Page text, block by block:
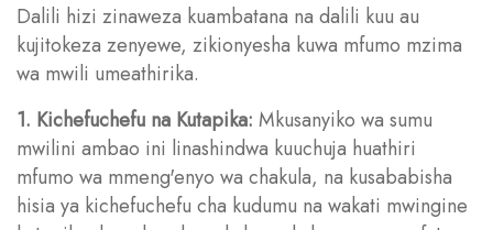
Dalili hizi zinaweza kuambatana na dalili kuu au
kujitokeza zenyewe, zikionyesha kuwa mfumo mzima
wa mwili umeathirika.
1. Kichefuchefu na Kutapika: Mkusanyiko wa sumu
mwilini ambao ini linashindwa kuuchuja huathiri
mfumo wa mmeng'enyo wa chakula, na kusababisha
hisia ya kichefuchefu cha kudumu na wakati mwingine